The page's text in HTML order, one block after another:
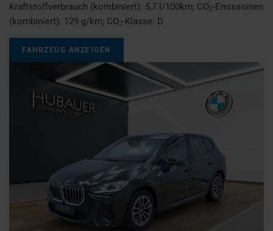
Kraftstoffverbrauch (kombiniert): 5,7 l/100km; CO2-Emissionen
(kombiniert): 129 g/km; CO2-Klasse: D
FAHRZEUG ANZEIGEN